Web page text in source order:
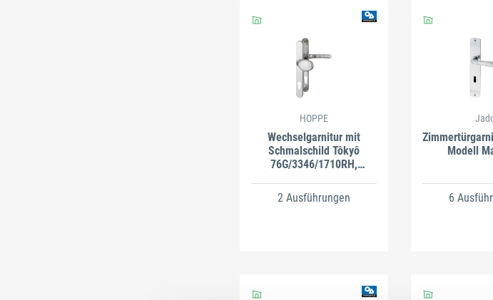
HOPPE
Wechselgarnitur mit
Schmalschild Tôkyô
76G/3346/1710RH,
2 Ausführungen
Modell
6